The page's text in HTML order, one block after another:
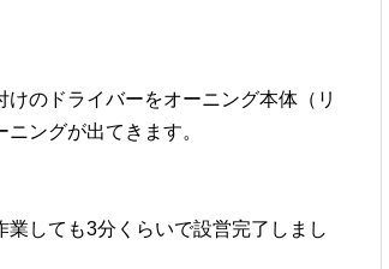
のドライバーをオーニング本体（リ
ングが出てきます。
しても3分くらいで設営完了しまし